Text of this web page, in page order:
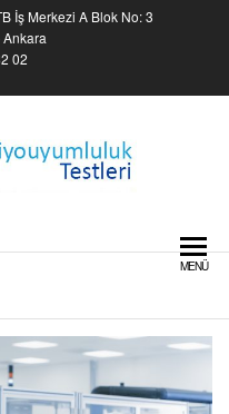
İş Merkezi A Blok No: 3
02
MENÜ